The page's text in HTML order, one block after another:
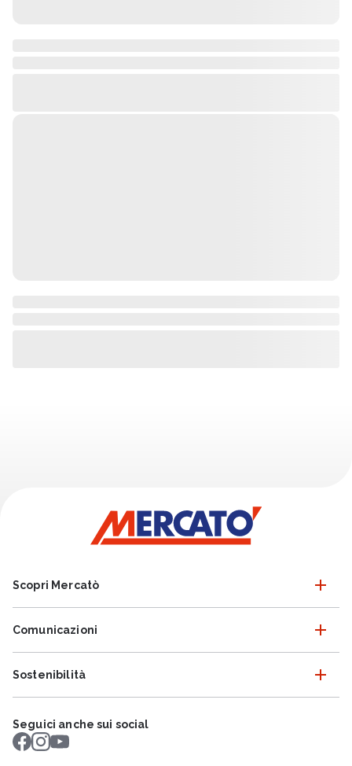
Scopri Mercatò
Comunicazioni
Sostenibilità
Seguici anche sui social